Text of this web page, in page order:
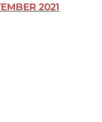
2021